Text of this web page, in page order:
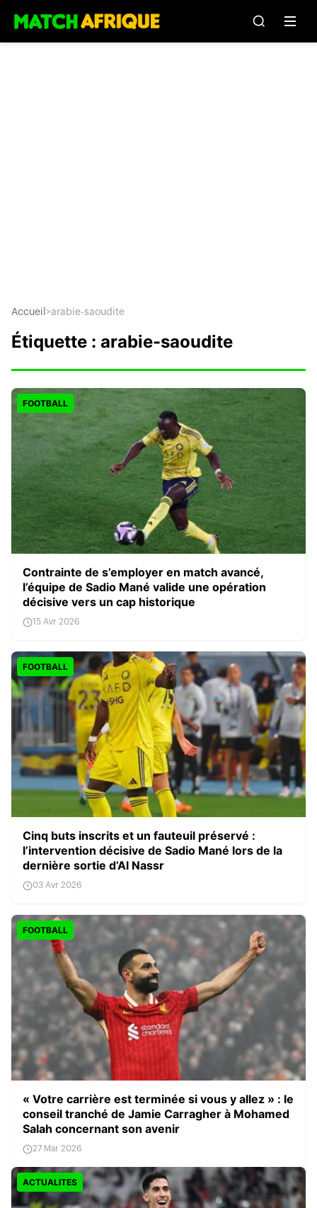
Accueil >arabie-saoudite
Étiquette : arabie-saoudite
FOOTBALL
Contrainte de s’employer en match avancé,
l’équipe de Sadio Mané valide une opération
décisive vers un cap historique
15 Avr 2026
FOOTBALL
Cinq buts inscrits et un fauteuil préservé :
l’intervention décisive de Sadio Mané lors de la
dernière sortie d’Al Nassr
03 Avr 2026
FOOTBALL
« Votre carrière est terminée si vous y allez » : le
conseil tranché de Jamie Carragher à Mohamed
Salah concernant son avenir
27 Mar 2026
ACTUALITES